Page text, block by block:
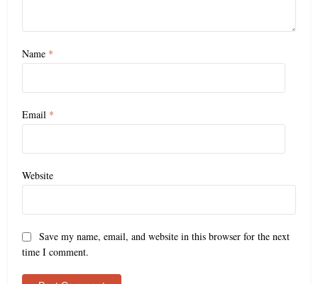
Name *
Email *
Website
Save my name, email, and website in this browser for the next
time I comment.